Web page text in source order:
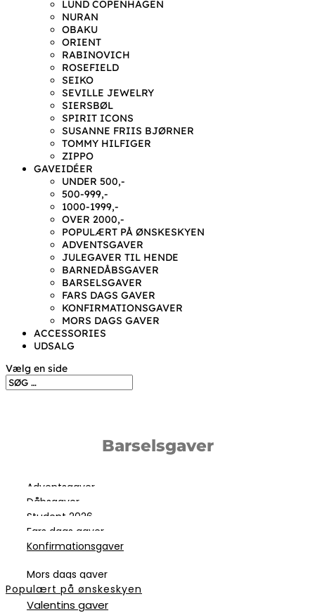
LUND COPENHAGEN
NURAN
OBAKU
ORIENT
RABINOVICH
ROSEFIELD
SEIKO
SEVILLE JEWELRY
SIERSBØL
SPIRIT ICONS
SUSANNE FRIIS BJØRNER
TOMMY HILFIGER
ZIPPO
GAVEIDÉER
UNDER 500,-
500-999,-
1000-1999,-
OVER 2000,-
POPULÆRT PÅ ØNSKESKYEN
ADVENTSGAVER
JULEGAVER TIL HENDE
BARNEDÅBSGAVER
BARSELSGAVER
FARS DAGS GAVER
KONFIRMATIONSGAVER
MORS DAGS GAVER
ACCESSORIES
UDSALG
Vælg en side
Barselsgaver
Adventsgaver
Dåbsgaver
Student 2026
Fars dags gaver
Konfirmationsgaver
Mors dags gaver
Populært på ønskeskyen
Valentins gaver